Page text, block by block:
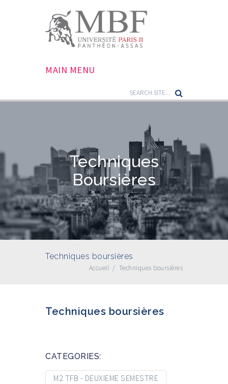
MAIN MENU
Techniques
Boursières
Techniques boursières
Accueil / Techniques boursières
Techniques boursières
CATEGORIES:
M2 TFB - DEUXIEME SEMESTRE